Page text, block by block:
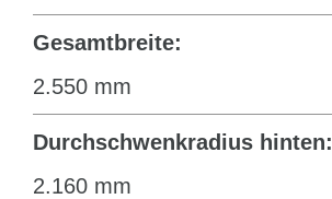
Gesamtbreite:
2.550 mm
Durchschwenkradius hinten:
2.160 mm